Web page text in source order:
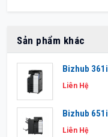
Sản phẩm khác
Bizhub 361i
Liên Hệ
Bizhub 651i
Liên Hệ